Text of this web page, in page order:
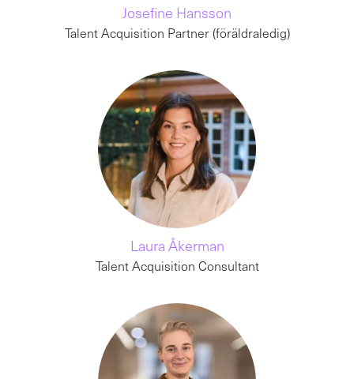
Josefine Hansson
Talent Acquisition Partner (föräldraledig)
Laura Åkerman
Talent Acquisition Consultant